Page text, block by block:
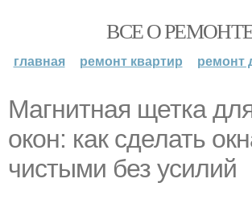
ВСЕ О
главная ремонт квартир ремонт
Магнитная щетка
окон: как сделать
чистыми без усилий